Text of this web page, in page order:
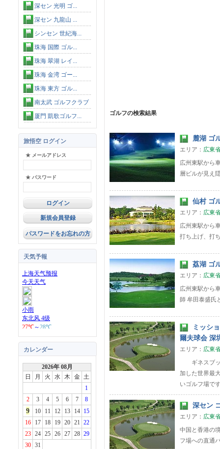
深セン 光明 ゴ...
深セン 九龍山 ...
シンセン 世紀海...
珠海 国際 ゴル...
珠海 翠湖 レイ...
珠海 金湾 ゴー...
珠海 東方 ゴル...
南太武 ゴルフクラブ
厦門 凱歌ゴルフ...
旅悟空 ログイン
★ メールアドレス
★ パスワード
新規会員登録
パスワードをお忘れの方
天気予報
カレンダー
2026年 08月
日
月 火 水 木 金 土
1
2
3 4 5 6 7 8
9 10 11 12 13 14
15
16
17 18 19 20 21 22
23
24 25 26 27 28 29
30
31
ゴルフの検索結果
麓湖 ゴ
エリア： 広東
広州東駅から
層ビルが見え
仙村 ゴ
エリア： 広東
広州東駅から
打ち上げ、打
荔湖 ゴ
エリア： 広東
広州東駅から
師 牟田泰盛氏
ミッシ
爾夫球会 深
エリア： 広東
ギネスブッ
加した世界最
いゴルフ場で
深セン
エリア： 広東
中国と香港の
フ場への直通